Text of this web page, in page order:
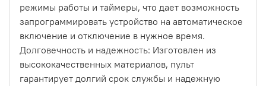
режимы работы и таймеры, что дает возможность
запрограммировать устройство на автоматическое
включение и отключение в нужное время.
Долговечность и надежность: Изготовлен из
высококачественных материалов, пульт
гарантирует долгий срок службы и надежную